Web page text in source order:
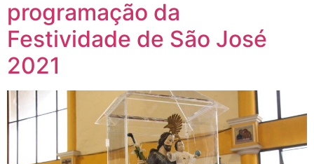
programação da
Festividade de São José
2021